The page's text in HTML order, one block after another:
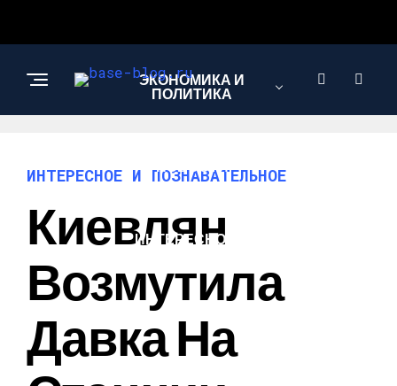
ЭКОНОМИКА И
ПОЛИТИКА
НОВОСТИ
ИНТЕРЕСНОЕ И
ИНТЕРЕСНОЕ И ПОЗНАВАТЕЛЬНОЕ
Киевлян
Возмутила
Давка На